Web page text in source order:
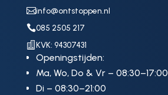
info@ontstoppen.nl
085 2505 217
 KVK: 94307431
Openingstijden:
Ma, Wo, Do & Vr – 08:30–17:00
Di – 08:30–21:00